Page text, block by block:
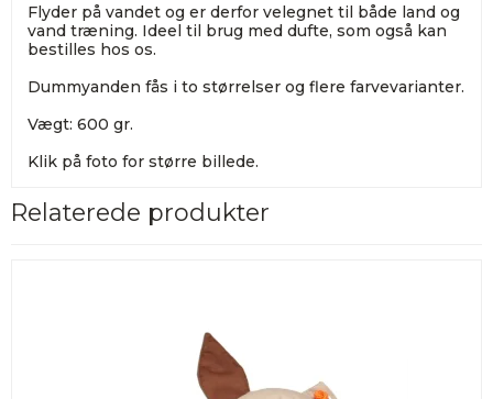
Flyder på vandet og er derfor velegnet til både land og
vand træning. Ideel til brug med dufte, som også kan
bestilles hos os.
Dummyanden fås i to størrelser og flere farvevarianter.
Vægt: 600 gr.
Klik på foto for større billede.
Relaterede produkter